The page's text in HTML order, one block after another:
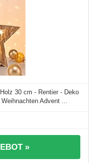
30 cm - Rentier - Deko
Advent ...
»